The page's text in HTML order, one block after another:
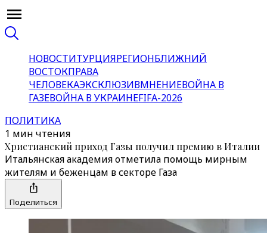
НОВОСТИТУРЦИЯРЕГИОНБЛИЖНИЙ
ВОСТОКПРАВА
ЧЕЛОВЕКАЭКСКЛЮЗИВМНЕНИЕВОЙНА В
ГАЗЕВОЙНА В УКРАИНЕFIFA-2026
ПОЛИТИКА
1 мин чтения
Христианский приход Газы получил премию в Италии
Итальянская академия отметила помощь мирным
жителям и беженцам в секторе Газа
Поделиться